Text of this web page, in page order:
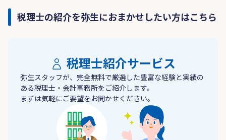
税理士の紹介を弥生におまかせしたい方はこちら
税理士紹介サービス
弥生スタッフが、完全無料で厳選した豊富な経験と実績の
ある税理士・会計事務所をご紹介します。
まずは気軽にご要望をお聞かせください。